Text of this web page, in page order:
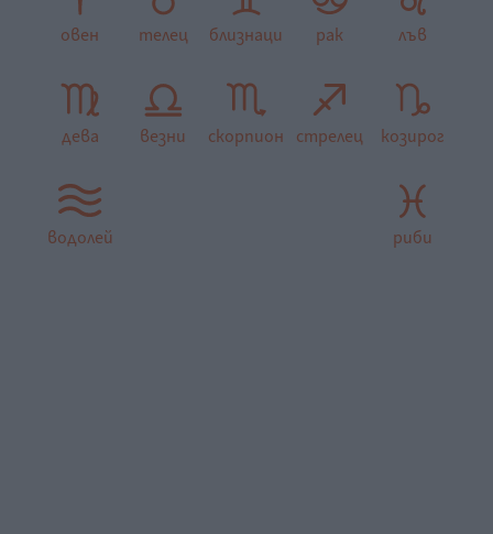
овен телец близнаци рак лъв
дева везни скорпион стрелец козирог
водолей риби